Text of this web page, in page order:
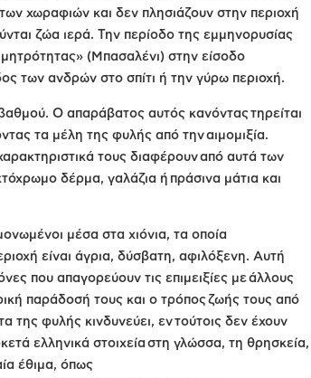
χωραφιών και δεν πλησιάζουν στην περιοχή
ζώα ιερά. Την περίοδο της εμμηνορυσίας
μητρότητας» (Μπασαλένι) στην είσοδο
των ανδρών στο σπίτι ή την γύρω περιοχή.
Ο απαράβατος αυτός κανόντας τηρείται
τα μέλη της φυλής από την αιμομιξία.
τους διαφέρουν από αυτά των
δέρμα, γαλάζια ή πράσινα μάτια και
μέσα στα χιόνια, τα οποία
είναι άγρια, δύσβατη, αφιλόξενη. Αυτή
που απαγορεύουν τις επιμειξίες με άλλους
παράδοσή τους και ο τρόπος ζωής τους από
της φυλής κινδυνεύει, εν τούτοις δεν έχουν
ελληνικά στοιχεία στη γλώσσα, τη θρησκεία,
έθιμα, όπως